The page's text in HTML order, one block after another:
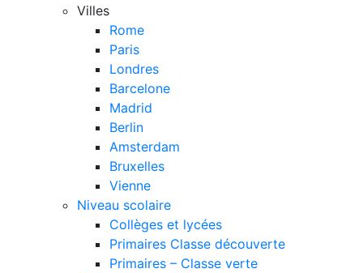
Villes
Rome
Paris
Londres
Barcelone
Madrid
Berlin
Amsterdam
Bruxelles
Vienne
Niveau scolaire
Collèges et lycées
Primaires Classe découverte
Primaires – Classe verte